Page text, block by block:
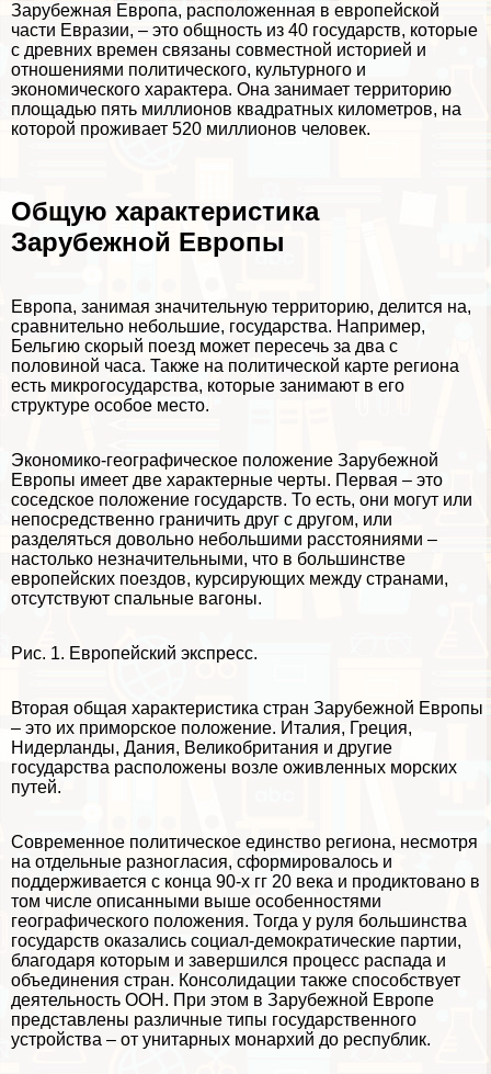
Зарубежная Европа, расположенная в европейской
части Евразии, – это общность из 40 государств, которые
с древних времен связаны совместной историей и
отношениями политического, культурного и
экономического хаpaктера. Она занимает территорию
площадью пять миллионов квадратных километров, на
которой проживает 520 миллионов человек.
Общую хаpaктеристика
Зарубежной Европы
Европа, занимая значительную территорию, делится на,
сравнительно небольшие, государства. Например,
Бельгию скорый поезд может пересечь за два с
половиной часа. Также на политической карте региона
есть микрогосударства, которые занимают в его
структуре особое место.
Экономико-географическое положение Зарубежной
Европы имеет две хаpaктерные черты. Первая – это
соседское положение государств. То есть, они могут или
непосредственно граничить друг с другом, или
разделяться довольно небольшими расстояниями –
настолько незначительными, что в большинстве
европейских поездов, курсирующих между странами,
отсутствуют спальные вагоны.
Рис. 1. Европейский экспресс.
Вторая общая хаpaктеристика стран Зарубежной Европы
– это их приморское положение. Италия, Греция,
Нидерланды, Дания, Великобритания и другие
государства расположены возле оживленных морских
путей.
Современное политическое единство региона, несмотря
на отдельные разногласия, сформировалось и
поддерживается с конца 90-х гг 20 века и продиктовано в
том числе описанными выше особенностями
географического положения. Тогда у руля большинства
государств оказались социал-демократические партии,
благодаря которым и завершился процесс распада и
объединения стран. Консолидации также способствует
деятельность ООН. При этом в Зарубежной Европе
представлены различные типы государственного
устройства – от унитарных монархий до республик.